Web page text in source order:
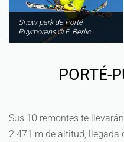
Snow park de Porté
Puymorens © F. Berlic
PORTÉ-
Sus 10 remontes te
2.471 m de altitud, llegada